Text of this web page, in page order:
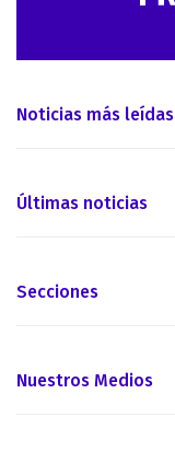
Noticias más leídas
Últimas noticias
Secciones
Nuestros Medios